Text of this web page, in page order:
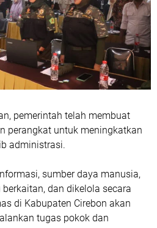
pemerintah telah membuat
perangkat untuk meningkatkan
administrasi.
sumber daya manusia,
dan dikelola secara
di Kabupaten Cirebon akan
tugas pokok dan